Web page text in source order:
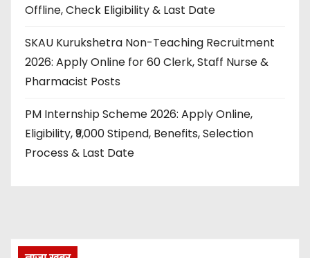
Offline, Check Eligibility & Last Date
SKAU Kurukshetra Non-Teaching Recruitment
2026: Apply Online for 60 Clerk, Staff Nurse &
Pharmacist Posts
PM Internship Scheme 2026: Apply Online,
Eligibility, ₹9,000 Stipend, Benefits, Selection
Process & Last Date